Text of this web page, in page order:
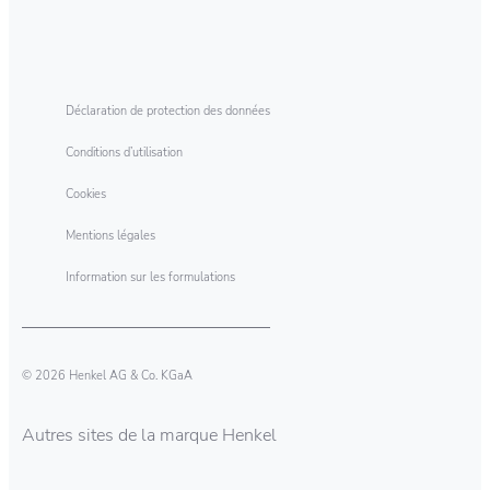
Déclaration de protection des données
Conditions d’utilisation
Cookies
Mentions légales
Information sur les formulations
© 2026 Henkel AG & Co. KGaA
Autres sites de la marque Henkel